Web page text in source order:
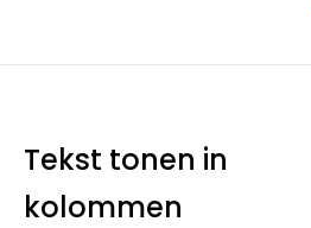
Tekst tonen in
kolommen